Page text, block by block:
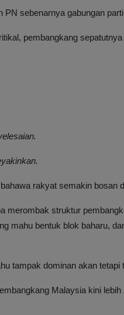
sebenarnya gabungan
pembangkang
rakyat semakin bosan
merombak struktur
mahu bentuk blok baharu,
tampak dominan akan
Malaysia kini